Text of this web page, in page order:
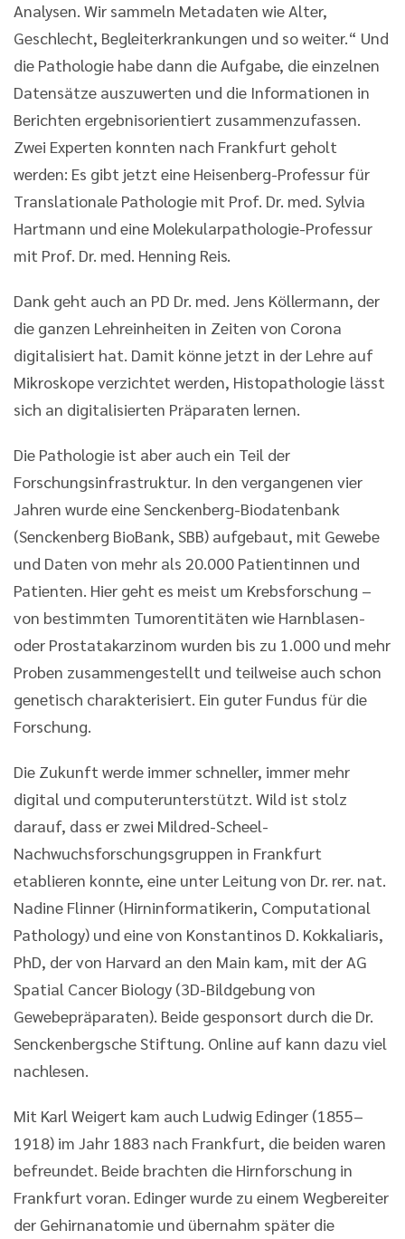
Analysen. Wir sammeln Metadaten wie Alter,
Geschlecht, Begleiterkrankungen und so weiter.“ Und
die Pathologie habe dann die Aufgabe, die einzelnen
Datensätze auszuwerten und die Informationen in
Berichten ergebnisorientiert zusammenzufassen.
Zwei Experten konnten nach Frankfurt geholt
werden: Es gibt jetzt eine Heisenberg-Professur für
Translationale Pathologie mit Prof. Dr. med. Sylvia
Hartmann und eine Molekularpathologie-Professur
mit Prof. Dr. med. Henning Reis.
Dank geht auch an PD Dr. med. Jens Köllermann, der
die ganzen Lehreinheiten in Zeiten von Corona
digitalisiert hat. Damit könne jetzt in der Lehre auf
Mikroskope verzichtet werden, Histopathologie lässt
sich an digitalisierten Präparaten lernen.
Die Pathologie ist aber auch ein Teil der
Forschungsinfrastruktur. In den vergangenen vier
Jahren wurde eine Senckenberg-Biodatenbank
(Senckenberg BioBank, SBB) aufgebaut, mit Gewebe
und Daten von mehr als 20.000 Patientinnen und
Patienten. Hier geht es meist um Krebsforschung –
von bestimmten Tumorentitäten wie Harnblasen-
oder Prostatakarzinom wurden bis zu 1.000 und mehr
Proben zusammengestellt und teilweise auch schon
genetisch charakterisiert. Ein guter Fundus für die
Forschung.
Die Zukunft werde immer schneller, immer mehr
digital und computerunterstützt. Wild ist stolz
darauf, dass er zwei Mildred-Scheel-
Nachwuchsforschungsgruppen in Frankfurt
etablieren konnte, eine unter Leitung von Dr. rer. nat.
Nadine Flinner (Hirninformatikerin, Computational
Pathology) und eine von Konstantinos D. Kokkaliaris,
PhD, der von Harvard an den Main kam, mit der AG
Spatial Cancer Biology (3D-Bildgebung von
Gewebepräparaten). Beide gesponsort durch die Dr.
Senckenbergsche Stiftung. Online auf kann dazu viel
nachlesen.
Mit Karl Weigert kam auch Ludwig Edinger (1855–
1918) im Jahr 1883 nach Frankfurt, die beiden waren
befreundet. Beide brachten die Hirnforschung in
Frankfurt voran. Edinger wurde zu einem Wegbereiter
der Gehirnanatomie und übernahm später die